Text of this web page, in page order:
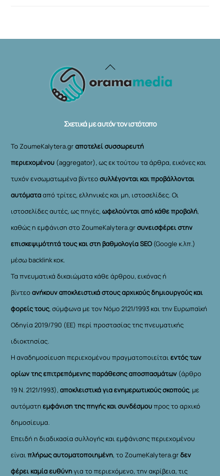
Back
To
Σχετικά με αυτόν τον ιστότοπο
Το ZoumeKalytera.grαποτελεί συσσωρευτή
περιεχομένου (aggregator), ως εκ τούτου τα άρθρα, εικόνες και
τυχόν ενσωματωμένα βίντεοσυλλέγονται και προβάλλονται
αυτόματααπό τρίτες, ελληνικές και μη, ιστοσελίδες. Οι
ιστοσελίδες αυτές, ως πηγές,ωφελούνται από κάθε προβολή,
καθώς η εμφάνιση στο ZoumeKalytera.grσυνεισφέρει στην
επισκεψιμότητά τους και στη βαθμολογία SEO(Google κ.λπ.)
μέσω backlink κοκ.
Τα πνευματικά δικαιώματα κάθε άρθρου, εικόνας ή
βίντεοανήκουν αποκλειστικά στους αρχικούς δημιουργούς και
φορείς τους, σύμφωνα με τον Νόμο 2121/1993 και την Ευρωπαϊκή
Οδηγία 2019/790 (ΕΕ) περί προστασίας της πνευματικής
ιδιοκτησίας.
Η αναδημοσίευση περιεχομένου πραγματοποιείταιεντός των
ορίων της επιτρεπόμενης παράθεσης αποσπασμάτων (άρθρο
19 Ν. 2121/1993), αποκλειστικά για ενημερωτικούς σκοπούς, με
αυτόματηεμφάνιση της πηγής και συνδέσμουπρος το αρχικό
δημοσίευμα.
Επειδή η διαδικασία συλλογής και εμφάνισης περιεχομένου
είναιπλήρως αυτοματοποιημένη, το ZoumeKalytera.grδεν
φέρει καμία ευθύνηγια το περιεχόμενο, την ακρίβεια, τις